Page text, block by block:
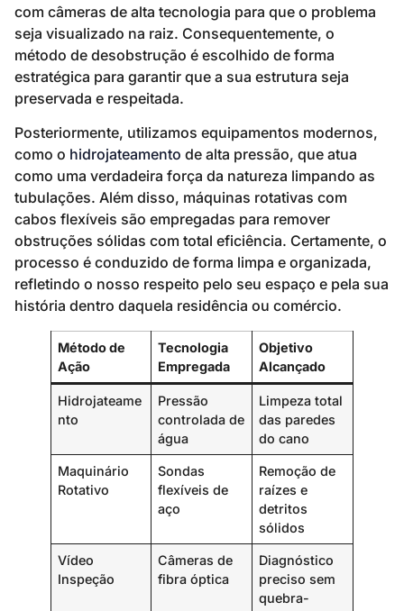
com câmeras de alta tecnologia para que o problema
seja visualizado na raiz. Consequentemente, o
método de desobstrução é escolhido de forma
estratégica para garantir que a sua estrutura seja
preservada e respeitada.
Posteriormente, utilizamos equipamentos modernos,
como o hidrojateamento de alta pressão, que atua
como uma verdadeira força da natureza limpando as
tubulações. Além disso, máquinas rotativas com
cabos flexíveis são empregadas para remover
obstruções sólidas com total eficiência. Certamente, o
processo é conduzido de forma limpa e organizada,
refletindo o nosso respeito pelo seu espaço e pela sua
história dentro daquela residência ou comércio.
Método de
Ação
Tecnologia
Empregada
Objetivo
Alcançado
Hidrojateame
nto
Pressão
controlada de
água
Limpeza total
das paredes
do cano
Maquinário
Rotativo
Sondas
flexíveis de
aço
Remoção de
raízes e
detritos
sólidos
Vídeo
Inspeção
Câmeras de
fibra óptica
Diagnóstico
preciso sem
quebra-